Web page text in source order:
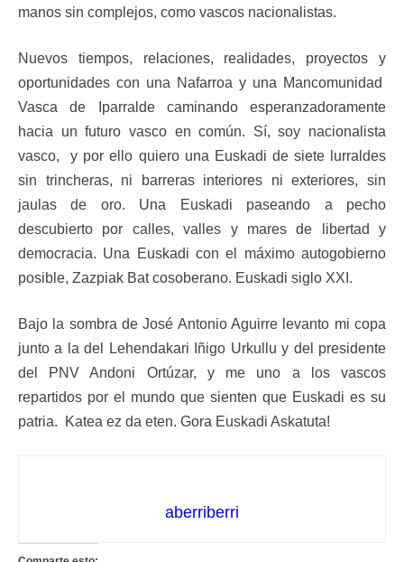
manos sin complejos, como vascos nacionalistas.
Nuevos tiempos, relaciones, realidades, proyectos y
oportunidades con una Nafarroa y una Mancomunidad
Vasca de Iparralde caminando esperanzadoramente
hacia un futuro vasco en común. Sí, soy nacionalista
vasco, y por ello quiero una Euskadi de siete lurraldes
sin trincheras, ni barreras interiores ni exteriores, sin
jaulas de oro. Una Euskadi paseando a pecho
descubierto por calles, valles y mares de libertad y
democracia. Una Euskadi con el máximo autogobierno
posible, Zazpiak Bat cosoberano. Euskadi siglo XXI.
Bajo la sombra de José Antonio Aguirre levanto mi copa
junto a la del Lehendakari Iñigo Urkullu y del presidente
del PNV Andoni Ortúzar, y me uno a los vascos
repartidos por el mundo que sienten que Euskadi es su
patria. Katea ez da eten. Gora Euskadi Askatuta!
aberriberri